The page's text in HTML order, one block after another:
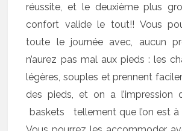
réussite, et le deuxième plus
confort valide le tout!! Vous
toute le journée avec, aucun
n’aurez pas mal aux pieds : les
légères, souples et prennent
des pieds, et on a l’impression
baskets tellement que l’on est à